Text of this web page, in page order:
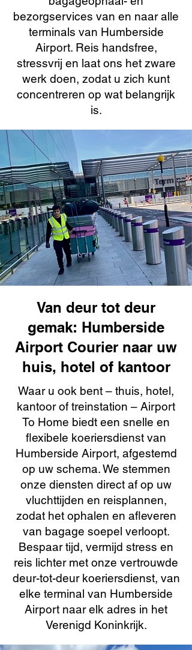
bezorgservices van en naar alle
terminals van Humberside
Airport. Reis handsfree,
stressvrij en laat ons het zware
werk doen, zodat u zich kunt
concentreren op wat belangrijk
is.
Van deur tot deur
gemak: Humberside
Airport Courier naar uw
huis, hotel of kantoor
Waar u ook bent – thuis, hotel,
kantoor of treinstation – Airport
To Home biedt een snelle en
flexibele koeriersdienst van
Humberside Airport, afgestemd
op uw schema. We stemmen
onze diensten direct af op uw
vluchttijden en reisplannen,
zodat het ophalen en afleveren
van bagage soepel verloopt.
Bespaar tijd, vermijd stress en
reis lichter met onze vertrouwde
deur-tot-deur koeriersdienst, van
elke terminal van Humberside
Airport naar elk adres in het
Verenigd Koninkrijk.